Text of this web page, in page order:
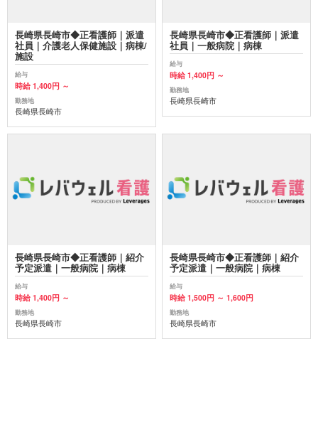
長崎県長崎市◆正看護師｜派遣
社員｜介護老人保健施設｜病棟/
施設
給与
時給 1,400円 ～
勤務地
長崎県長崎市
長崎県長崎市◆正看護師｜派遣
社員｜一般病院｜病棟
給与
時給 1,400円 ～
勤務地
長崎県長崎市
長崎県長崎市◆正看護師｜紹介
予定派遣｜一般病院｜病棟
給与
時給 1,400円 ～
勤務地
長崎県長崎市
長崎県長崎市◆正看護師｜紹介
予定派遣｜一般病院｜病棟
給与
時給 1,500円 ～ 1,600円
勤務地
長崎県長崎市